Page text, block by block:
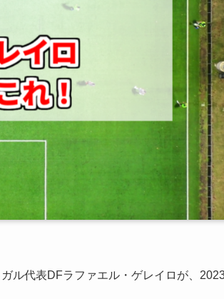
ル代表DFラファエル・ゲレイロが、